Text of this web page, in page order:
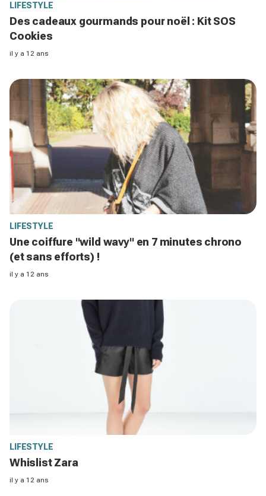
LIFESTYLE
Des cadeaux gourmands pour noël : Kit SOS
Cookies
il y a 12 ans
LIFESTYLE
Une coiffure "wild wavy" en 7 minutes chrono
(et sans efforts) !
il y a 12 ans
LIFESTYLE
Whislist Zara
il y a 12 ans